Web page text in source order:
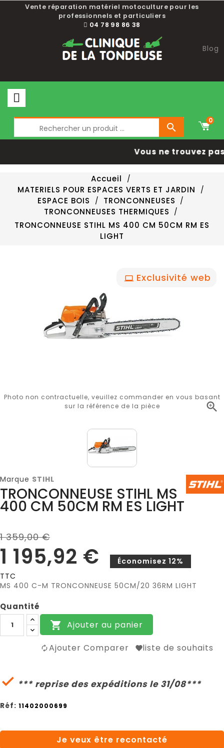
Vente réparation matériel motoculture pour les
professionnels et particuliers
04 78 98 86 38
Blog

0
Vous ne trouvez
Accueil
MATERIELS POUR ESPACES VERTS ET JARDIN
ESPACE BOIS
TRONCONNEUSES
TRONCONNEUSES THERMIQUES
TRONCONNEUSE STIHL MS 400 CM 50CM RM ES
LIGHT
Exclusivité web

Photo non contractuelle, veuillez commander en vous basant
sur la référence de la pièce
Marque STIHL
TRONCONNEUSE STIHL MS
400 CM 50CM RM ES LIGHT
1 359,00 €
1 195,92 €
Économisez 12%
TTC
MS 400 C-M TRONCONNEUSE 50CM/20 36RM LIGHT
Quantité
 Ajouter au panier
Ajouter Comparer liste de souhaits
 *** reprise des expéditions le 31/08***
Réf: 11402000699
Je veux être recontacté